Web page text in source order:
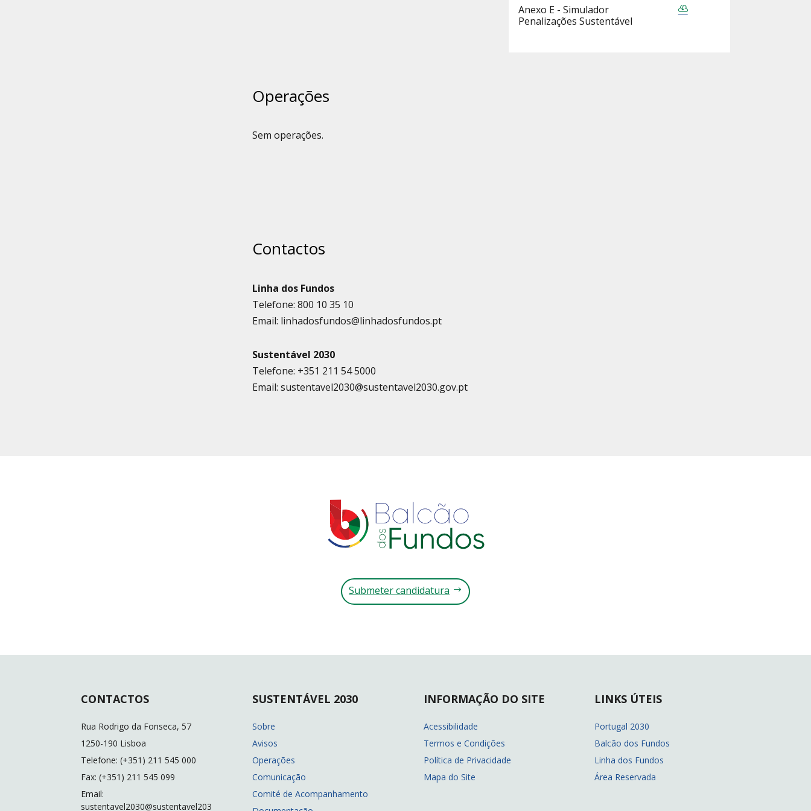
Anexo E - Simulador
Penalizações Sustentável
Operações
Sem operações.
Contactos
Linha dos Fundos
Telefone: 800 10 35 10
Email: linhadosfundos@linhadosfundos.pt
Sustentável 2030
Telefone: +351 211 54 5000
Email: sustentavel2030@sustentavel2030.gov.pt
Submeter candidatura
CONTACTOS
Rua Rodrigo da Fonseca, 57
1250-190 Lisboa
Telefone: (+351) 211 545 000
Fax: (+351) 211 545 099
Email:
sustentavel2030@sustentavel203
SUSTENTÁVEL 2030
Sobre
Avisos
Operações
Comunicação
Comité de Acompanhamento
INFORMAÇÃO DO SITE
Acessibilidade
Termos e Condições
Política de Privacidade
Mapa do Site
LINKS ÚTEIS
Portugal 2030
Balcão dos Fundos
Linha dos Fundos
Área Reservada